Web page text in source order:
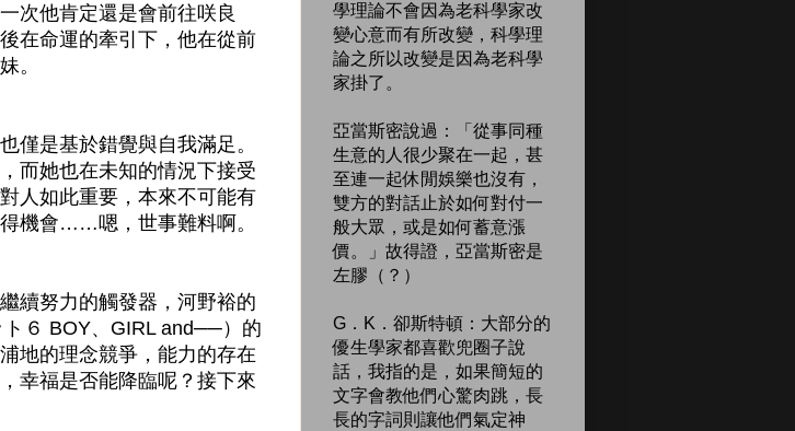
次他肯定還是會前往咲良
在命運的牽引下，他在從前
。
僅是基於錯覺與自我滿足。
而她也在未知的情況下接受
人如此重要，本來不可能有
機會……嗯，世事難料啊。
續努力的觸發器，河野裕的
６ BOY、GIRL and──）的
地的理念競爭，能力的存在
幸福是否能降臨呢？接下來
學理論不會因為老科學家改
變心意而有所改變，科學理
論之所以改變是因為老科學
家掛了。
亞當斯密說過：「從事同種
生意的人很少聚在一起，甚
至連一起休閒娛樂也沒有，
雙方的對話止於如何對付一
般大眾，或是如何蓄意漲
價。」故得證，亞當斯密是
左膠（？）
G．K．卻斯特頓：大部分的
優生學家都喜歡兜圈子說
話，我指的是，如果簡短的
文字會教他們心驚肉跳，長
長的字詞則讓他們氣定神